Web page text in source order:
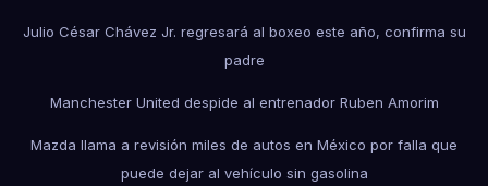
Julio César Chávez Jr. regresará al boxeo este año, confirma su
padre
Manchester United despide al entrenador Ruben Amorim
Mazda llama a revisión miles de autos en México por falla que
puede dejar al vehículo sin gasolina